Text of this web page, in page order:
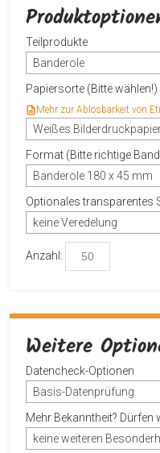
Teilprodukte
Banderole
Papiersorte (Bitte wählen!)
Mehr zur Ablösbarkeit von
Weißes
Format (Bitte richtige
Banderole 180 x 45 mm
Optionales transparentes
keine Veredelung
Anzahl:
Weitere
Datencheck-Optionen
Basis-Datenprüfung
Mehr Bekanntheit?
keine weiteren